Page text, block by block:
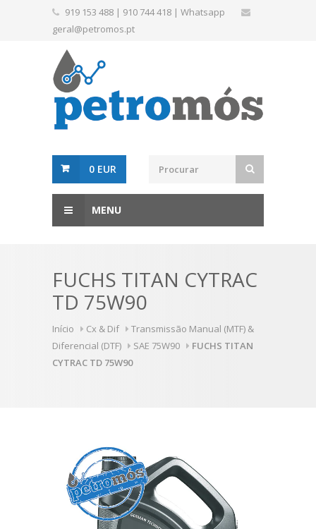
919 153 488 | 910 744 418 | Whatsapp
geral@petromos.pt
0 EUR
MENU
FUCHS TITAN CYTRAC
TD 75W90
Início Cx & Dif
Transmissão Manual (MTF) &
Diferencial (DTF)
SAE 75W90
FUCHS TITAN
CYTRAC TD 75W90